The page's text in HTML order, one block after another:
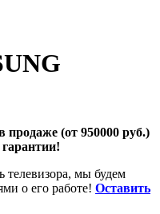
продаже (от 950000 руб.)
мы будем
о его работе! Оставить